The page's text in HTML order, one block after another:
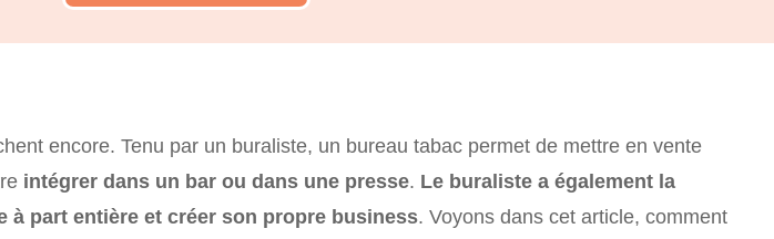
encore. Tenu par un buraliste, un bureau tabac permet de mettre en vente
intégrer dans un bar ou dans une presse. Le buraliste a également la
à part entière et créer son propre business. Voyons dans cet article, comment